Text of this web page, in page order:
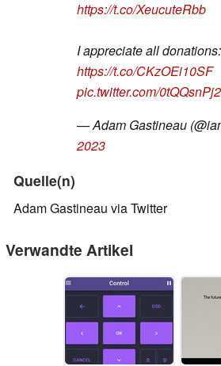
https://t.co/XeucuteRbb
I appreciate all donations:
https://t.co/CKzOEi10SF
pic.twitter.com/
— Adam Gastineau
2023
Quelle(n)
Adam Gastineau via Twitter
Verwandte Artikel